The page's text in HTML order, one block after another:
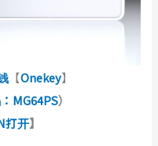
【Onekey】
MG64PS）
打开】